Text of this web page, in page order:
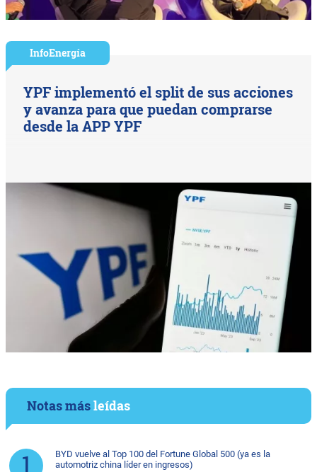
InfoEnergía
YPF implementó el split de sus acciones
y avanza para que puedan comprarse
desde la APP YPF
Notas másleídas
BYD vuelve al Top 100 del Fortune Global 500 (ya es la
automotriz china líder en ingresos)